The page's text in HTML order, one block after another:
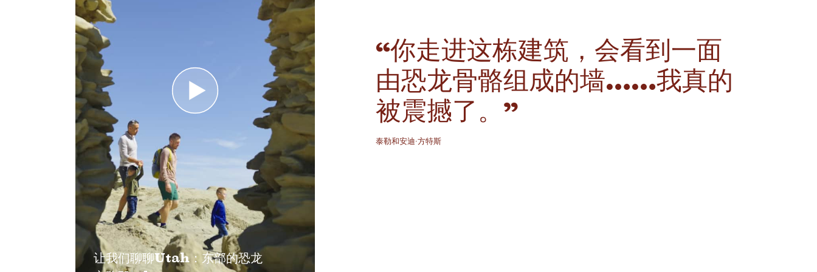
让我们聊聊Utah：东部的恐龙
“你走进这栋建筑，会看到一面
由恐龙骨骼组成的墙……我真的
被震撼了。”
泰勒和安迪·方特斯